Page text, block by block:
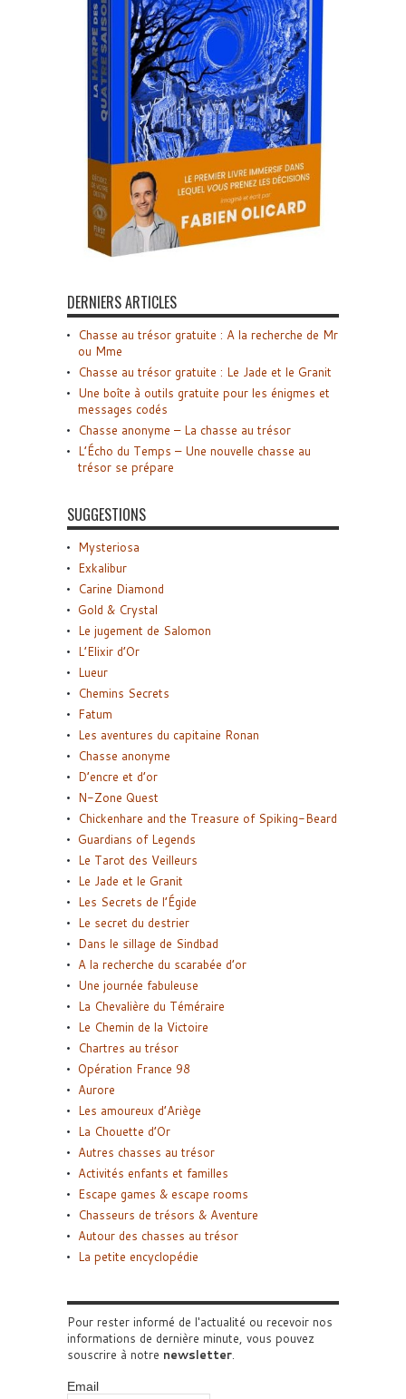
DERNIERS ARTICLES
Chasse au trésor gratuite : A la recherche de Mr
ou Mme
Chasse au trésor gratuite : Le Jade et le Granit
Une boîte à outils gratuite pour les énigmes et
messages codés
Chasse anonyme – La chasse au trésor
L’Écho du Temps – Une nouvelle chasse au
trésor se prépare
SUGGESTIONS
Mysteriosa
Exkalibur
Carine Diamond
Gold & Crystal
Le jugement de Salomon
L’Elixir d’Or
Lueur
Chemins Secrets
Fatum
Les aventures du capitaine Ronan
Chasse anonyme
D’encre et d’or
N-Zone Quest
Chickenhare and the Treasure of Spiking-Beard
Guardians of Legends
Le Tarot des Veilleurs
Le Jade et le Granit
Les Secrets de l’Égide
Le secret du destrier
Dans le sillage de Sindbad
A la recherche du scarabée d’or
Une journée fabuleuse
La Chevalière du Téméraire
Le Chemin de la Victoire
Chartres au trésor
Opération France 98
Aurore
Les amoureux d’Ariège
La Chouette d’Or
Autres chasses au trésor
Activités enfants et familles
Escape games & escape rooms
Chasseurs de trésors & Aventure
Autour des chasses au trésor
La petite encyclopédie
Pour rester informé de l'actualité ou recevoir nos
informations de dernière minute, vous pouvez
souscrire à notre newsletter.
Email